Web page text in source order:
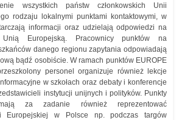
wszystkich państw członkowskich Unii
rodzaju lokalnymi punktami kontaktowymi, w
informacji oraz udzielają odpowiedzi na
Europejską. Pracownicy punktów na
danego regionu zapytania odpowiadają
bądź osobiście. W ramach punktów EUROPE
personel organizuje również lekcje
w szkołach oraz debaty i konferencje
instytucji unijnych i polityków. Punkty
za zadanie również reprezentować
Europejskiej w Polsce np. podczas targów